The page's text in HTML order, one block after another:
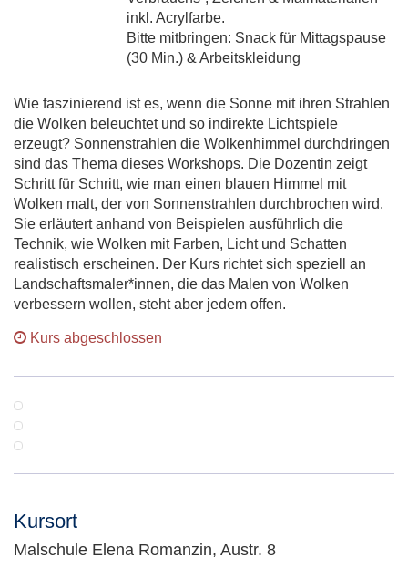
inkl. Acrylfarbe.
Bitte mitbringen: Snack für Mittagspause
(30 Min.) & Arbeitskleidung
Wie faszinierend ist es, wenn die Sonne mit ihren Strahlen
die Wolken beleuchtet und so indirekte Lichtspiele
erzeugt? Sonnenstrahlen die Wolkenhimmel durchdringen
sind das Thema dieses Workshops. Die Dozentin zeigt
Schritt für Schritt, wie man einen blauen Himmel mit
Wolken malt, der von Sonnenstrahlen durchbrochen wird.
Sie erläutert anhand von Beispielen ausführlich die
Technik, wie Wolken mit Farben, Licht und Schatten
realistisch erscheinen. Der Kurs richtet sich speziell an
Landschaftsmaler*innen, die das Malen von Wolken
verbessern wollen, steht aber jedem offen.
Kurs abgeschlossen
Kursort
Malschule Elena Romanzin, Austr. 8